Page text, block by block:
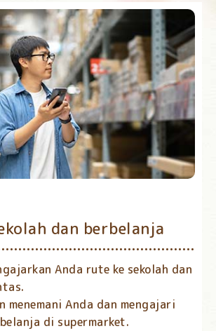
dan berbelanja
Anda rute ke sekolah dan
menemani Anda dan mengajari
di supermarket.